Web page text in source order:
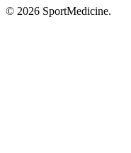
© 2026 SportMedicine.